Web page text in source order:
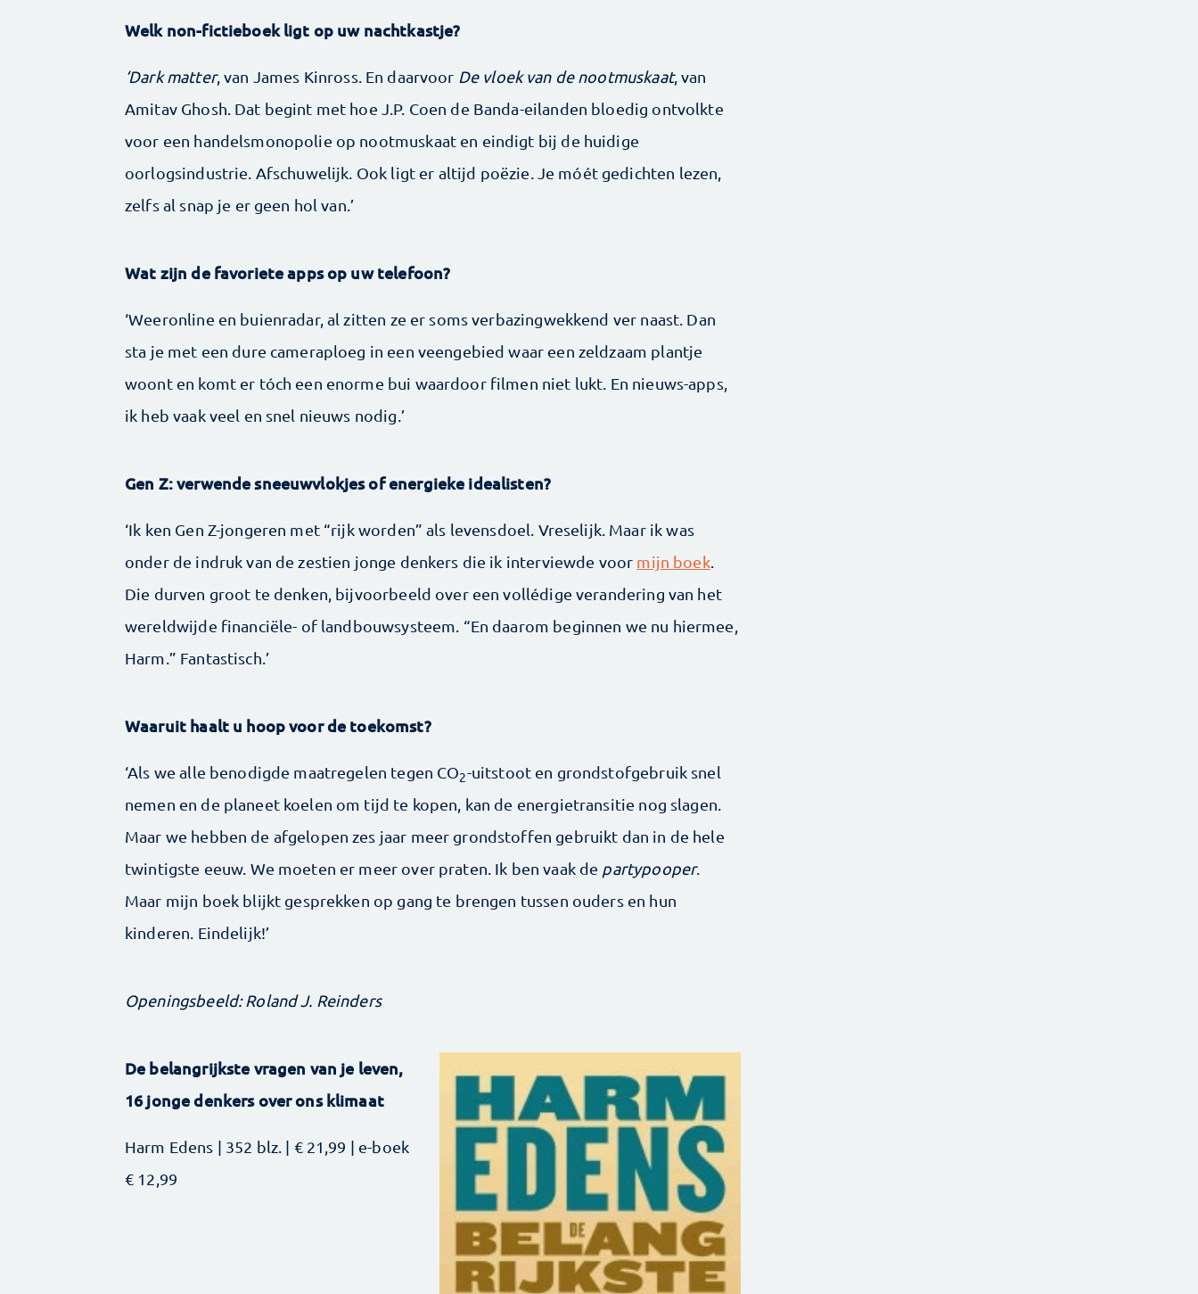
Welk non-fictieboek ligt op uw nachtkastje?
‘Dark matter, van James Kinross. En daarvoor De vloek van de nootmuskaat, van
Amitav Ghosh. Dat begint met hoe J.P. Coen de Banda-eilanden bloedig ontvolkte
voor een handelsmonopolie op nootmuskaat en eindigt bij de huidige
oorlogsindustrie. Afschuwelijk. Ook ligt er altijd poëzie. Je móét gedichten lezen,
zelfs al snap je er geen hol van.’
Wat zijn de favoriete apps op uw telefoon?
‘Weeronline en buienradar, al zitten ze er soms verbazingwekkend ver naast. Dan
sta je met een dure cameraploeg in een veengebied waar een zeldzaam plantje
woont en komt er tóch een enorme bui waardoor filmen niet lukt. En nieuws-apps,
ik heb vaak veel en snel nieuws nodig.’
Gen Z: verwende sneeuwvlokjes of energieke idealisten?
‘Ik ken Gen Z-jongeren met “rijk worden” als levensdoel. Vreselijk. Maar ik was
onder de indruk van de zestien jonge denkers die ik interviewde voor mijn boek.
Die durven groot te denken, bijvoorbeeld over een vollédige verandering van het
wereldwijde financiële- of landbouwsysteem. “En daarom beginnen we nu hiermee,
Harm.” Fantastisch.’
Waaruit haalt u hoop voor de toekomst?
‘Als we alle benodigde maatregelen tegen CO2-uitstoot en grondstofgebruik snel
nemen en de planeet koelen om tijd te kopen, kan de energietransitie nog slagen.
Maar we hebben de afgelopen zes jaar meer grondstoffen gebruikt dan in de hele
twintigste eeuw. We moeten er meer over praten. Ik ben vaak de partypooper.
Maar mijn boek blijkt gesprekken op gang te brengen tussen ouders en hun
kinderen. Eindelijk!’
Openingsbeeld: Roland J. Reinders
De belangrijkste vragen van je leven,
16 jonge denkers over ons klimaat
Harm Edens | 352 blz. | € 21,99 | e-boek
€ 12,99